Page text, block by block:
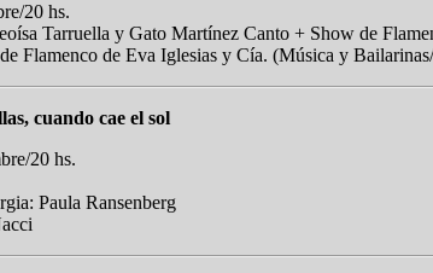
20 hs.
Tarruella y Gato Martínez Canto + Show de
Flamenco de Eva Iglesias y Cía. (Música y
cuando cae el sol
20 hs.
Paula Ransenberg